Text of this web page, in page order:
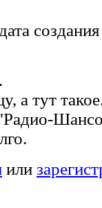
а тут
"Радио-
или